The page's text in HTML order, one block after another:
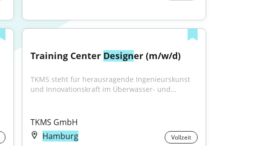
Training Center Designer (m/w/d)
TKMS steht für herausragende Ingenieurskunst
und Innovationskraft im Überwasser- und...
TKMS GmbH
Hamburg
Vollzeit